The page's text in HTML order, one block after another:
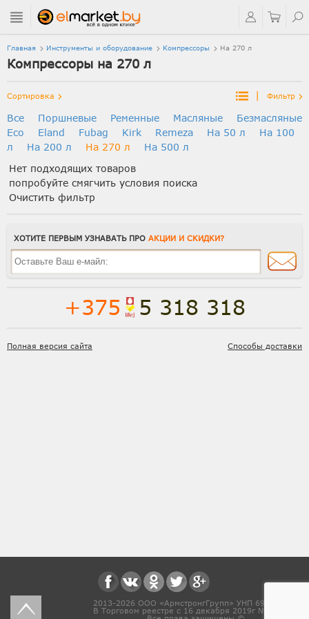
Главная Инструменты и оборудование Компрессоры На 270 л
Компрессоры на 270 л
Сортировка | Фильтр
Все Поршневые Ременные Масляные
Безмасляные
Eco
Eland Fubag Kirk Remeza На 50 л
На 100
л
На 200 л На 270 л
На 500 л
Нет подходящих товаров
попробуйте смягчить условия поиска
Очистить фильтр
ХОТИТЕ ПЕРВЫМ УЗНАВАТЬ ПРО АКЦИИ И СКИДКИ?
+375 5 318 318
Полная версия сайта Способы доставки
2013-2026 ООО «АрмстронгГрупп» УНП 691831571
В Торговом реестре с 16 декабря 2019г № 468454